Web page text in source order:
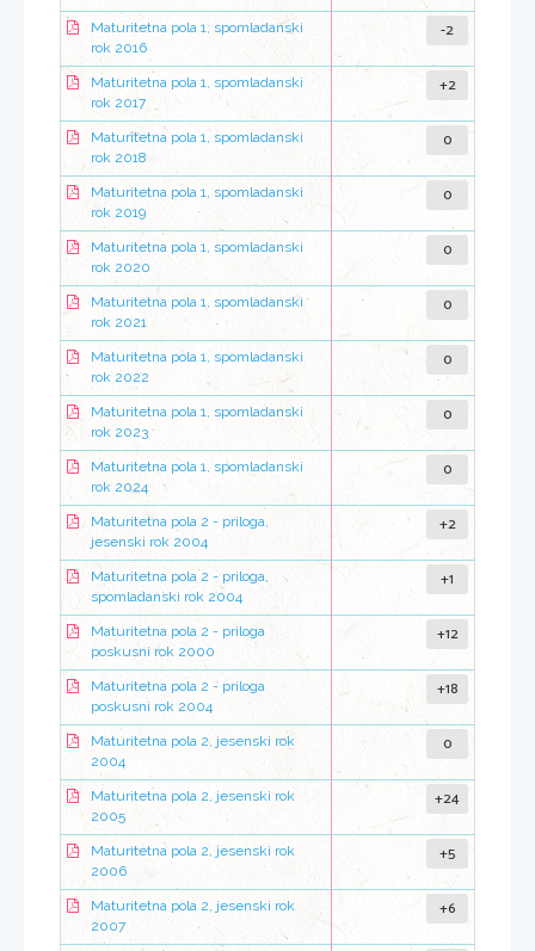
Maturitetna pola 1, spomladanski
rok 2016
-2
Maturitetna pola 1, spomladanski
rok 2017
+2
Maturitetna pola 1, spomladanski
rok 2018
0
Maturitetna pola 1, spomladanski
rok 2019
0
Maturitetna pola 1, spomladanski
rok 2020
0
Maturitetna pola 1, spomladanski
rok 2021
0
Maturitetna pola 1, spomladanski
rok 2022
0
Maturitetna pola 1, spomladanski
rok 2023
0
Maturitetna pola 1, spomladanski
rok 2024
0
Maturitetna pola 2 - priloga,
jesenski rok 2004
+2
Maturitetna pola 2 - priloga,
spomladanski rok 2004
+1
Maturitetna pola 2 - priloga
poskusni rok 2000
+12
Maturitetna pola 2 - priloga
poskusni rok 2004
+18
Maturitetna pola 2, jesenski rok
2004
0
Maturitetna pola 2, jesenski rok
2005
+24
Maturitetna pola 2, jesenski rok
2006
+5
Maturitetna pola 2, jesenski rok
2007
+6